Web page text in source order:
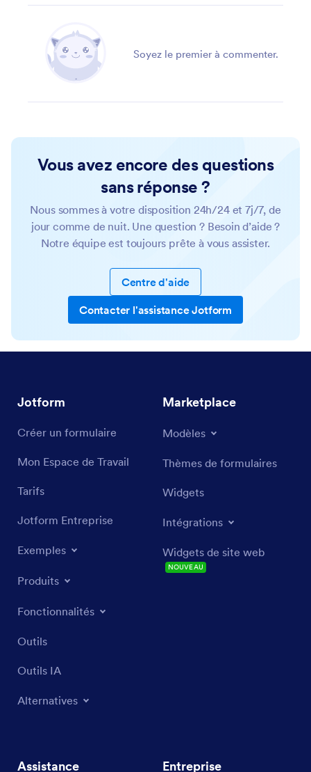
Soyez le premier à commenter.
Vous avez encore des questions
sans réponse ?
Nous sommes à votre disposition 24h/24 et 7j/7, de
jour comme de nuit. Une question ? Besoin d’aide ?
Notre équipe est toujours prête à vous assister.
Centre d'aide
Contacter l'assistance Jotform
Jotform
Créer un formulaire
Mon Espace de Travail
Tarifs
Jotform Entreprise
Exemples
Produits
Fonctionnalités
Outils
Outils IA
Alternatives
Marketplace
Modèles
Thèmes de formulaires
Widgets
Intégrations
Widgets de site web
NOUVEAU
Assistance Entreprise